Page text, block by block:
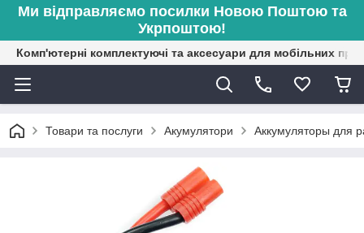
Ми відправляємо посилки Новою Поштою та
Укрпоштою!
Комп'ютерні комплектуючі та аксесуари для мобільних
Товари та послуги Акумулятори Аккумуляторы для